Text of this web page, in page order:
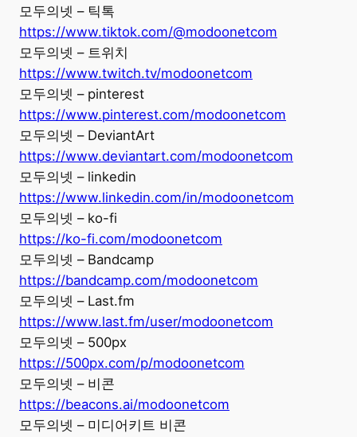
모두의넷 – 틱톡
https://www.tiktok.com/@modoonetcom
모두의넷 – 트위치
https://www.twitch.tv/modoonetcom
모두의넷 – pinterest
https://www.pinterest.com/modoonetcom
모두의넷 – DeviantArt
https://www.deviantart.com/modoonetcom
모두의넷 – linkedin
https://www.linkedin.com/in/modoonetcom
모두의넷 – ko-fi
https://ko-fi.com/modoonetcom
모두의넷 – Bandcamp
https://bandcamp.com/modoonetcom
모두의넷 – Last.fm
https://www.last.fm/user/modoonetcom
모두의넷 – 500px
https://500px.com/p/modoonetcom
모두의넷 – 비콘
https://beacons.ai/modoonetcom
모두의넷 – 미디어키트 비콘